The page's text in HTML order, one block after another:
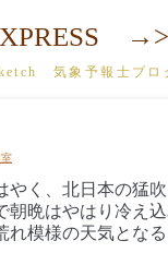
気象予報士ブロ
やく、北日本の猛
朝晩はやはり冷え
れ模様の天気とな